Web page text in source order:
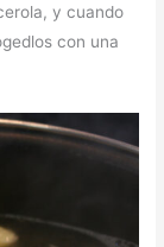
y cuando
con una